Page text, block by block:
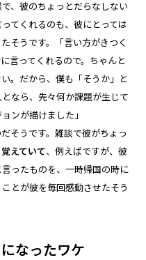
、彼のちょっとだらなしない
てくれるのも、彼にとっては
そうです。「言い方がきつく
言ってくれるので。ちゃんと
。だから、僕も「そうか」と
なら、先々何か課題が生じて
ンが描けました」
そうです。雑談で彼がちょっ
えていて、例えばですが、彼
ったものを、一時帰国の時に
とが彼を毎回感動させたそう
なったワケ